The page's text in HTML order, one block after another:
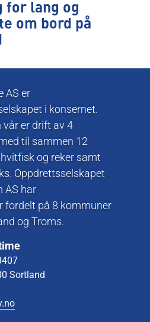
for lang og
om bord på
AS er
i konsernet.
er drift av 4
til sammen 12
og reker samt
Oppdrettsselskapet
AS har
fordelt på 8 kommuner
og Troms.
Sortland